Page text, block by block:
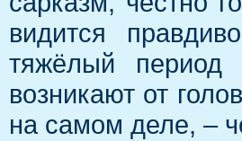
видится
тяжёлый
возникают от
на самом деле, –